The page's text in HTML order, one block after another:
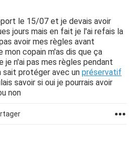
le 15/07 et je devais avoir
jours mais en fait je l'ai refais la
avoir mes règles avant
copain m'as dis que ça
je n'ai pas mes règles pendant
protéger avec un préservatif
savoir si oui je pourrais avoir
non